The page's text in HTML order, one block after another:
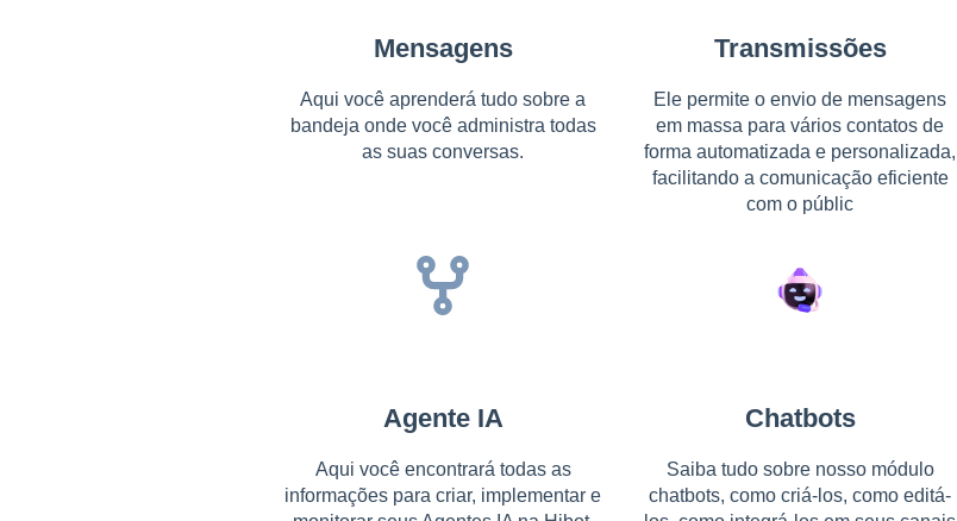
Mensagens
Aqui você aprenderá tudo sobre a
bandeja onde você administra todas
as suas conversas.
Transmissões
Ele permite o envio de mensagens
em massa para vários contatos de
forma automatizada e personalizada,
facilitando a comunicação eficiente
com o públic
Agente IA
Aqui você encontrará todas as
informações para criar, implementar e
Chatbots
Saiba tudo sobre nosso módulo
chatbots, como criá-los, como editá-